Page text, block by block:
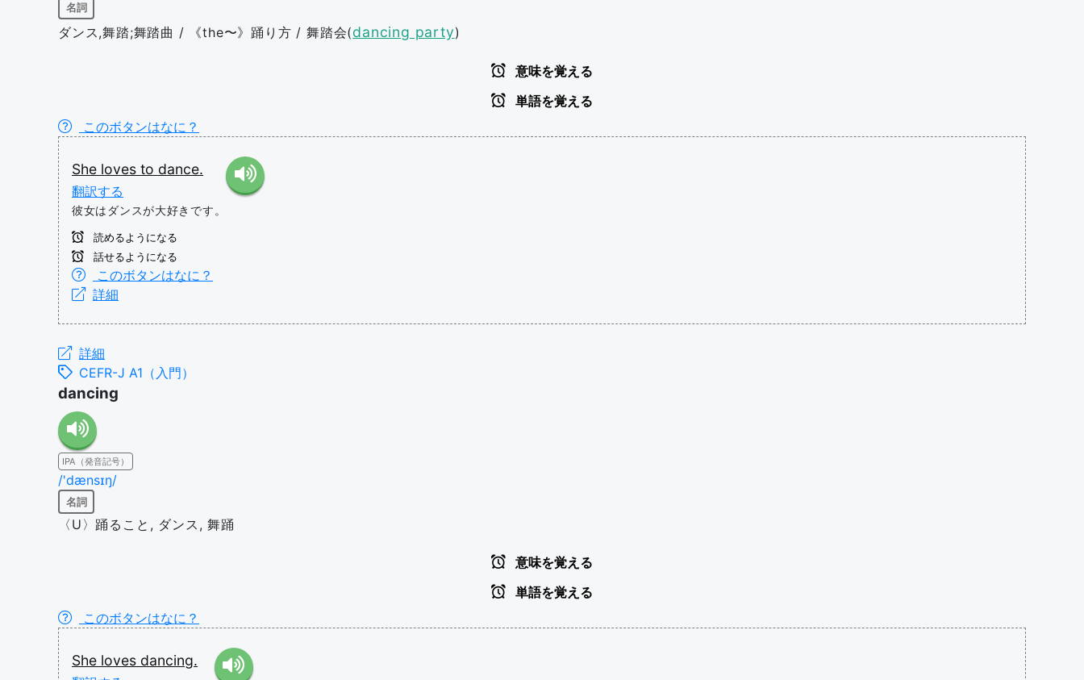
名詞
ダンス,舞踏;舞踏曲 / 《the〜》踊り方 / 舞踏会(dancing party)
意味を覚える
単語を覚える
このボタンはなに？
She loves to dance.
翻訳する
彼女はダンスが大好きです。
読めるようになる
話せるようになる
このボタンはなに？
詳細
詳細
CEFR-J A1（入門）
dancing
IPA（発音記号）
/'dænsɪŋ/
名詞
〈U〉踊ること, ダンス, 舞踊
意味を覚える
単語を覚える
このボタンはなに？
She loves dancing.